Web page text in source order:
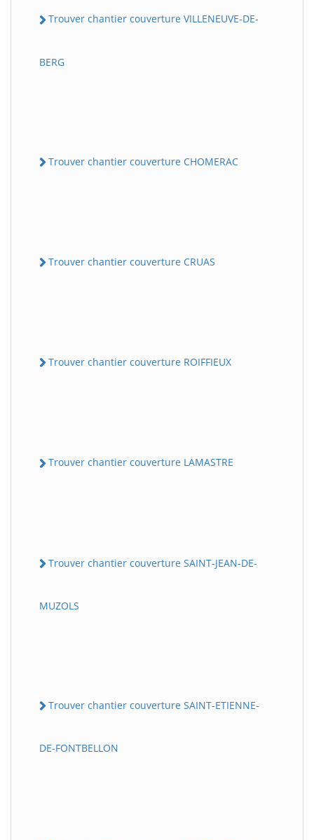
Trouver chantier couverture VILLENEUVE-DE-
BERG
Trouver chantier couverture CHOMERAC
Trouver chantier couverture CRUAS
Trouver chantier couverture ROIFFIEUX
Trouver chantier couverture LAMASTRE
Trouver chantier couverture SAINT-JEAN-DE-
MUZOLS
Trouver chantier couverture SAINT-ETIENNE-
DE-FONTBELLON